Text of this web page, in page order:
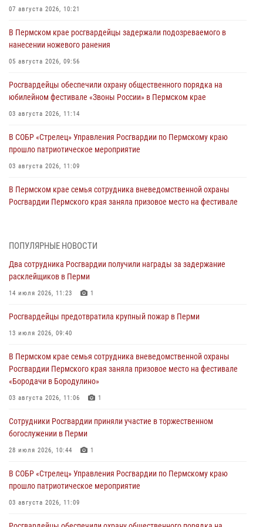
07 августа 2026, 10:21
В Пермском крае росгвардейцы задержали подозреваемого в
нанесении ножевого ранения
05 августа 2026, 09:56
Росгвардейцы обеспечили охрану общественного порядка на
юбилейном фестивале «Звоны России» в Пермском крае
03 августа 2026, 11:14
В СОБР «Стрелец» Управления Росгвардии по Пермскому краю
прошло патриотическое мероприятие
03 августа 2026, 11:09
В Пермском крае семья сотрудника вневедомственной охраны
Росгвардии Пермского края заняла призовое место на фестивале
юных спортсменов
03 августа 2026, 10:59
30 июля 2026, 05:19
богослужении в Перми
28 июля 2026, 10:44
Росгвардейцы оказали силовую поддержку при задержании
28 июля 2026, 06:15
ПОПУЛЯРНЫЕ НОВОСТИ
Два сотрудника Росгвардии получили награды за задержание
расклейщиков в Перми
14 июля 2026, 11:23 1
Росгвардейцы предотвратила крупный пожар в Перми
13 июля 2026, 09:40
В Пермском крае семья сотрудника вневедомственной охраны
Росгвардии Пермского края заняла призовое место на фестивале
«Бородачи в Бородулино»
03 августа 2026, 11:06 1
Сотрудники Росгвардии приняли участие в торжественном
богослужении в Перми
28 июля 2026, 10:44 1
В СОБР «Стрелец» Управления Росгвардии по Пермскому краю
прошло патриотическое мероприятие
03 августа 2026, 11:09